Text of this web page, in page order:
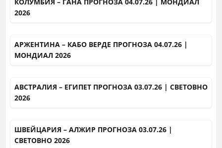
2026
АРЖЕНТИНА – КАБО ВЕРДЕ ПРОГНОЗА 04.07.26 |
МОНДИАЛ 2026
АВСТРАЛИЯ – ЕГИПЕТ ПРОГНОЗА 03.07.26 | СВЕТОВНО
2026
ШВЕЙЦАРИЯ – АЛЖИР ПРОГНОЗА 03.07.26 |
СВЕТОВНО 2026